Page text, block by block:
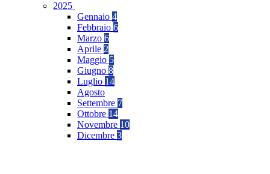
2025
Gennaio 4
Febbraio 6
Marzo 6
Aprile 2
Maggio 5
Giugno 8
Luglio 14
Agosto
Settembre 7
Ottobre 14
Novembre 10
Dicembre 3